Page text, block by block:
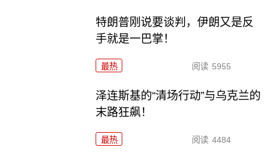
特朗普刚说要谈判，伊朗又是反
手就是一巴掌！
最热 阅读 5955
泽连斯基的“清场行动”与乌克兰的
末路狂飙！
最热 阅读 4484